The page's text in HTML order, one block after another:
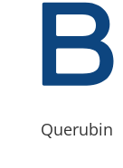
Querubin